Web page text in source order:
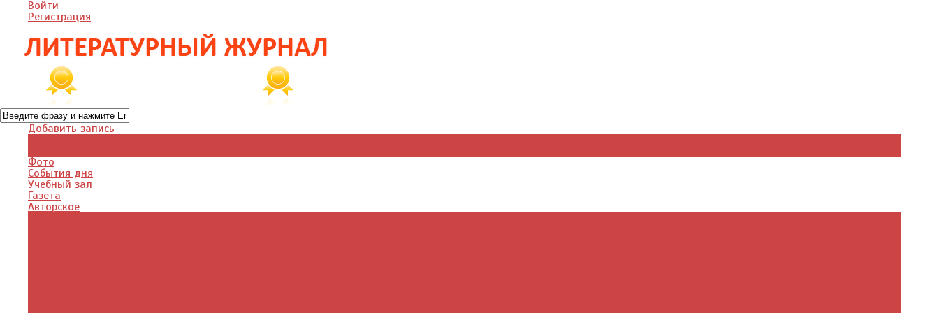
Войти
Регистрация
Добавить запись
Фото
События дня
Учебный зал
Газета
Авторское